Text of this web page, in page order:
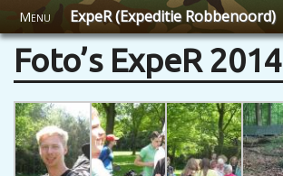
Menu ExpeR (Expeditie Robbenoord)
Foto’s ExpeR 2014